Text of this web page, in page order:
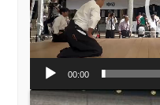
ー
ヤ
00:00